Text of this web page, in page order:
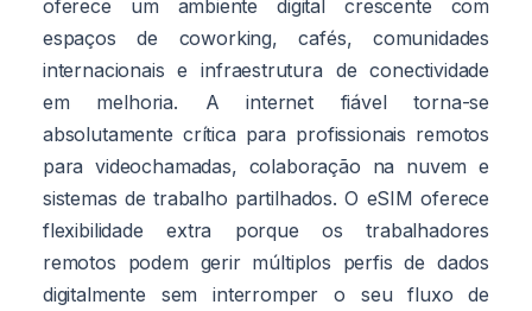
oferece um ambiente digital crescente com
espaços de coworking, cafés, comunidades
internacionais e infraestrutura de conectividade
em melhoria. A internet fiável torna-se
absolutamente crítica para profissionais remotos
para videochamadas, colaboração na nuvem e
sistemas de trabalho partilhados. O eSIM oferece
flexibilidade extra porque os trabalhadores
remotos podem gerir múltiplos perfis de dados
digitalmente sem interromper o seu fluxo de